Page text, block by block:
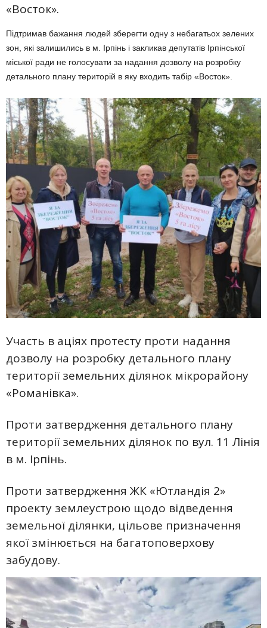
«Восток».
Підтримав бажання людей зберегти одну з небагатьох зелених
зон, які залишились в м. Ірпінь і закликав депутатів Ірпінської
міської ради не голосувати за надання дозволу на розробку
детального плану територій в яку входить табір «Восток».
Участь в аціях протесту проти надання
дозволу на розробку детального плану
території земельних ділянок мікрорайону
«Романівка».
Проти затвердження детального плану
території земельних ділянок по вул. 11 Лінія
в м. Ірпінь.
Проти затвердження ЖК «Ютландія 2»
проекту землеустрою щодо відведення
земельної ділянки, цільове призначення
якої змінюється на багатоповерхову
забудову.